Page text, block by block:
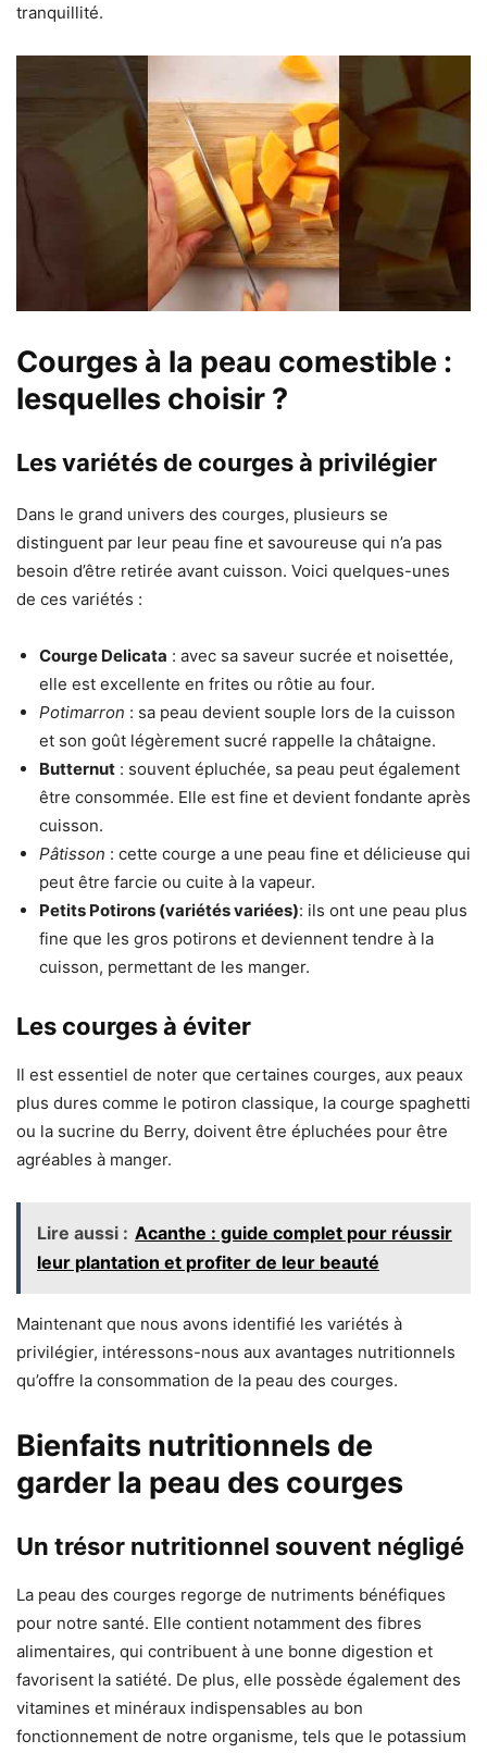
tranquillité.
Courges à la peau comestible :
lesquelles choisir ?
Les variétés de courges à privilégier
Dans le grand univers des courges, plusieurs se
distinguent par leur peau fine et savoureuse qui n’a pas
besoin d’être retirée avant cuisson. Voici quelques-unes
de ces variétés :
Courge Delicata : avec sa saveur sucrée et noisettée,
elle est excellente en frites ou rôtie au four.
Potimarron : sa peau devient souple lors de la cuisson
et son goût légèrement sucré rappelle la châtaigne.
Butternut : souvent épluchée, sa peau peut également
être consommée. Elle est fine et devient fondante après
cuisson.
Pâtisson : cette courge a une peau fine et délicieuse qui
peut être farcie ou cuite à la vapeur.
Petits Potirons (variétés variées): ils ont une peau plus
fine que les gros potirons et deviennent tendre à la
cuisson, permettant de les manger.
Les courges à éviter
Il est essentiel de noter que certaines courges, aux peaux
plus dures comme le potiron classique, la courge spaghetti
ou la sucrine du Berry, doivent être épluchées pour être
agréables à manger.
Lire aussi : Acanthe : guide complet pour réussir
leur plantation et profiter de leur beauté
Maintenant que nous avons identifié les variétés à
privilégier, intéressons-nous aux avantages nutritionnels
qu’offre la consommation de la peau des courges.
Bienfaits nutritionnels de
garder la peau des courges
Un trésor nutritionnel souvent négligé
La peau des courges regorge de nutriments bénéfiques
pour notre santé. Elle contient notamment des fibres
alimentaires, qui contribuent à une bonne digestion et
favorisent la satiété. De plus, elle possède également des
vitamines et minéraux indispensables au bon
fonctionnement de notre organisme, tels que le potassium